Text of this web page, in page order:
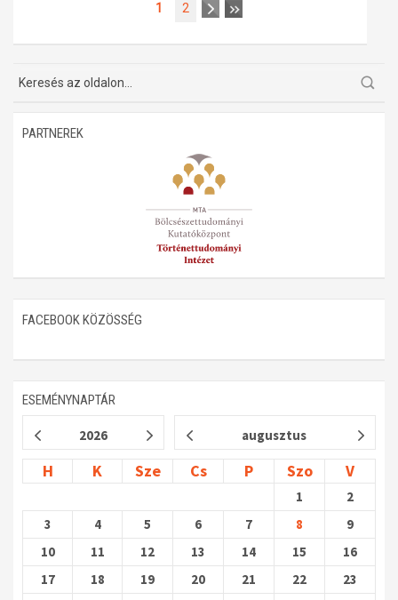
1 2
PARTNEREK
FACEBOOK KÖZÖSSÉG
ESEMÉNYNAPTÁR
2026 augusztus
H K Sze Cs P Szo V
1
2
3
4 5 6 7 8
9
10
11 12 13 14 15
16
17
18 19 20 21 22
23